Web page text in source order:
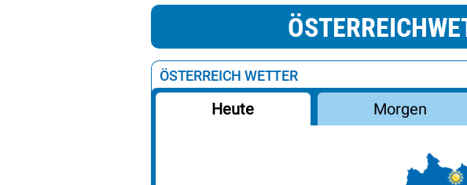
ÖSTERREICH WETTER
Heute Morgen